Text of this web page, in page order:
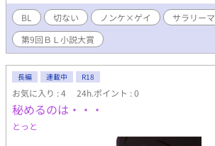
BL 切ない ノンケ×ゲイ
サラリー
第9回ＢＬ小説大賞
長編 連載中 R18
お気に入り : 4 24h.ポイント : 0
秘めるのは・・・
とっと